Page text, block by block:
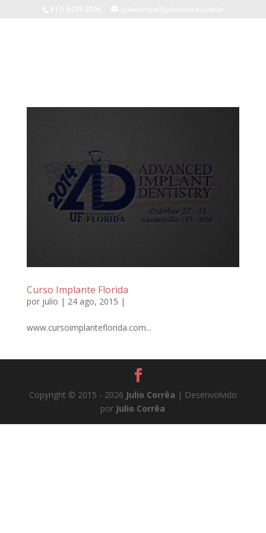
Curso Implante Florida
por julio | 24 ago, 2015 |
www.cursoimplanteflorida.com...
Copyright © 2015 - 2026 Julio Corrêa | Desenvolvido
por Julio Corrêa